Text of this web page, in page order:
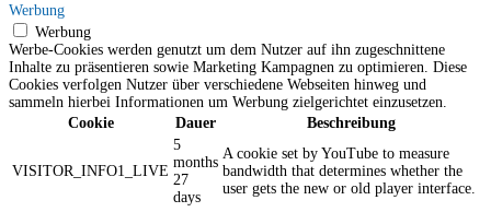
Werbung
Werbung
Werbe-Cookies werden genutzt um dem Nutzer auf ihn zugeschnittene
Inhalte zu präsentieren sowie Marketing Kampagnen zu optimieren. Diese
Cookies verfolgen Nutzer über verschiedene Webseiten hinweg und
sammeln hierbei Informationen um Werbung zielgerichtet einzusetzen.
Cookie
Dauer Beschreibung
VISITOR_INFO1_LIVE
5
months
27
days
A cookie set by YouTube to measure
bandwidth that determines whether the
user gets the new or old player interface.